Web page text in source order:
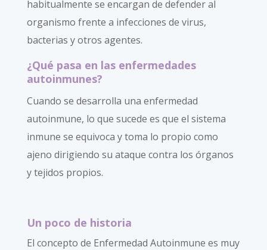
habitualmente se encargan de defender al
organismo frente a infecciones de virus,
bacterias y otros agentes.
¿Qué pasa en las enfermedades
autoinmunes?
Cuando se desarrolla una enfermedad
autoinmune, lo que sucede es que el sistema
inmune se equivoca y toma lo propio como
ajeno dirigiendo su ataque contra los órganos
y tejidos propios.
Un poco de historia
El concepto de Enfermedad Autoinmune es muy